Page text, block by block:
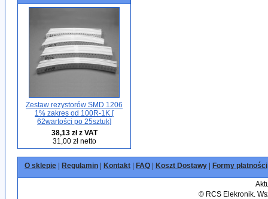
Zestaw rezystorów SMD 1206
1% zakres od 100R-1K [
62wartości po 25sztuk]
38,13 zł z VAT
31,00 zł netto
O sklepie Regulamin Kontakt FAQ Koszt Dostawy Formy płatności
©RCS Elekronik.